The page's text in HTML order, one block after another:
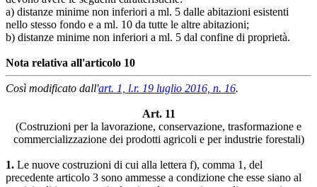
a) distanze minime non inferiori a ml. 5 dalle abitazioni esistenti
nello stesso fondo e a ml. 10 da tutte le altre abitazioni;
b) distanze minime non inferiori a ml. 5 dal confine di proprietà.
Nota relativa all'articolo 10
Così modificato dall'art. 1, l.r. 19 luglio 2016, n. 16.
Art. 11
(Costruzioni per la lavorazione, conservazione, trasformazione e
commercializzazione dei prodotti agricoli e per industrie forestali)
1. Le nuove costruzioni di cui alla lettera f), comma 1, del
precedente articolo 3 sono ammesse a condizione che esse siano al